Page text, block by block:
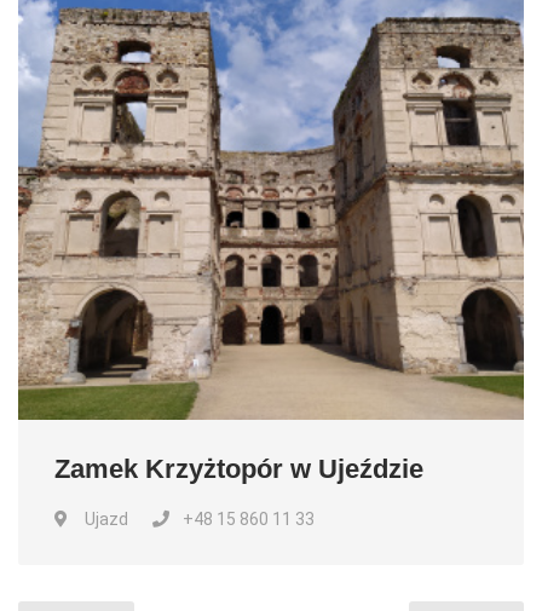
Zamek Krzyżtopór w Ujeździe
Ujazd +48 15 860 11 33